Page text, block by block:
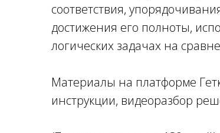
соответствия,
достижения его полноты,
логических задачах на
Материалы на платформе
инструкции, видеоразбор